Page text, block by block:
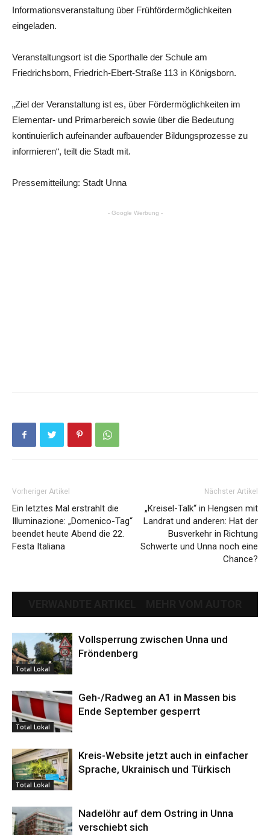
Informationsveranstaltung über Frühfördermöglichkeiten
eingeladen.
Veranstaltungsort ist die Sporthalle der Schule am
Friedrichsborn, Friedrich-Ebert-Straße 113 in Königsborn.
„Ziel der Veranstaltung ist es, über Fördermöglichkeiten im
Elementar- und Primarbereich sowie über die Bedeutung
kontinuierlich aufeinander aufbauender Bildungsprozesse zu
informieren“, teilt die Stadt mit.
Pressemitteilung: Stadt Unna
- Google Werbung -
Vorheriger Artikel
Ein letztes Mal erstrahlt die
Illuminazione: „Domenico-Tag“
beendet heute Abend die 22.
Festa Italiana
Nächster Artikel
„Kreisel-Talk“ in Hengsen mit
Landrat und anderen: Hat der
Busverkehr in Richtung
Schwerte und Unna noch eine
Chance?
Total Lokal
Vollsperrung zwischen Unna und
Fröndenberg
Total Lokal
Geh-/Radweg an A1 in Massen bis
Ende September gesperrt
Total Lokal
Kreis-Website jetzt auch in einfacher
Sprache, Ukrainisch und Türkisch
Nadelöhr auf dem Ostring in Unna
verschiebt sich